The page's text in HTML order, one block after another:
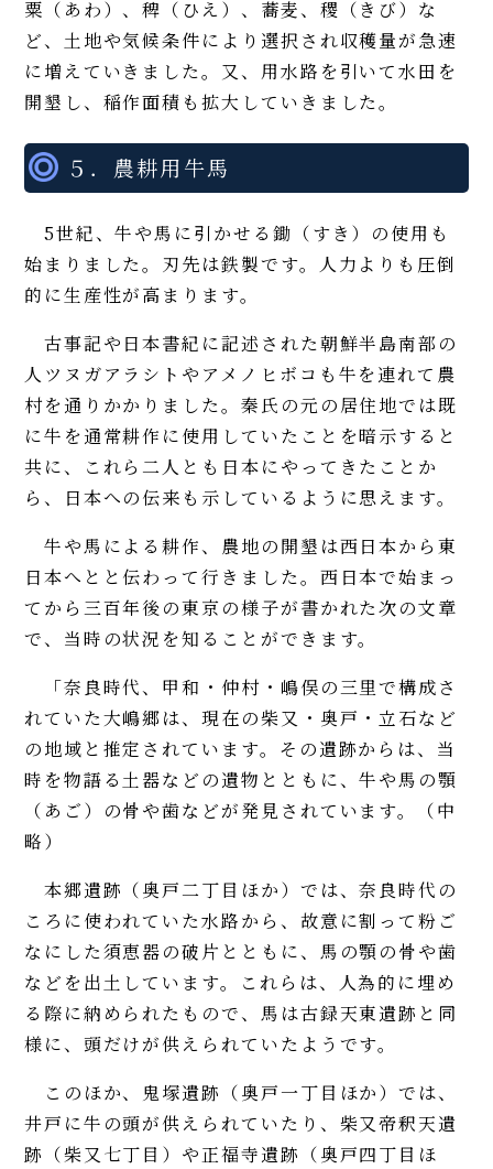
粟（あわ）、稗（ひえ）、蕎麦、稷（きび）な
ど、土地や気候条件により選択され収穫量が急速
に増えていきました。又、用水路を引いて水田を
開墾し、稲作面積も拡大していきました。
５．農耕用牛馬
5世紀、牛や馬に引かせる鋤（すき）の使用も
始まりました。刃先は鉄製です。人力よりも圧倒
的に生産性が高まります。
古事記や日本書紀に記述された朝鮮半島南部の
人ツヌガアラシトやアメノヒボコも牛を連れて農
村を通りかかりました。秦氏の元の居住地では既
に牛を通常耕作に使用していたことを暗示すると
共に、これら二人とも日本にやってきたことか
ら、日本への伝来も示しているように思えます。
牛や馬による耕作、農地の開墾は西日本から東
日本へとと伝わって行きました。西日本で始まっ
てから三百年後の東京の様子が書かれた次の文章
で、当時の状況を知ることができます。
「奈良時代、甲和・仲村・嶋俣の三里で構成さ
れていた大嶋郷は、現在の柴又・奥戸・立石など
の地域と推定されています。その遺跡からは、当
時を物語る土器などの遺物とともに、牛や馬の顎
（あご）の骨や歯などが発見されています。（中
略）
本郷遺跡（奥戸二丁目ほか）では、奈良時代の
ころに使われていた水路から、故意に割って粉ご
なにした須恵器の破片とともに、馬の顎の骨や歯
などを出土しています。これらは、人為的に埋め
る際に納められたもので、馬は古録天東遺跡と同
様に、頭だけが供えられていたようです。
このほか、鬼塚遺跡（奥戸一丁目ほか）では、
井戸に牛の頭が供えられていたり、柴又帝釈天遺
跡（柴又七丁目）や正福寺遺跡（奥戸四丁目ほ